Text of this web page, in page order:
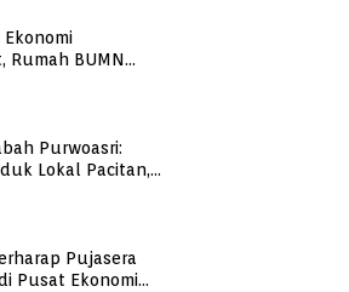
Rumah BUMN
Purwoasri:
Lokal Pacitan,
Pujasera
Pusat Ekonomi